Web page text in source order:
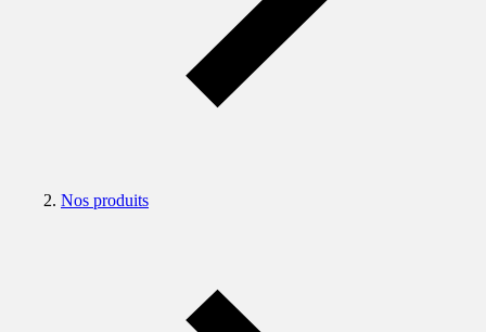
Nos produits